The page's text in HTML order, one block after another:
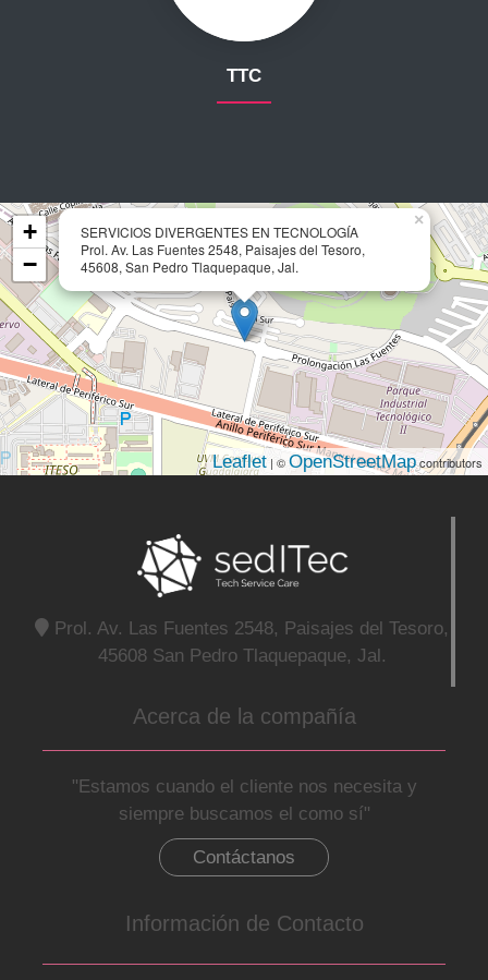
TTC
SERVICIOS DIVERGENTES EN TECNOLOGÍA
Prol. Av. Las Fuentes 2548, Paisajes del Tesoro,
45608, San Pedro Tlaquepaque, Jal.
×
+
−
Leaflet | ©OpenStreetMapcontributors
Prol. Av. Las Fuentes 2548, Paisajes del Tesoro,
45608 San Pedro Tlaquepaque, Jal.
Acerca de la compañía
"Estamos cuando el cliente nos necesita y
siempre buscamos el como sí"
Contáctanos
Información de Contacto